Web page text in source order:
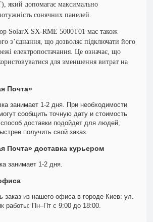
який допомагає максимально
сонячних панелей.
SolarX SX-RME 5000T01 має також
з’єднання, що дозволяє підключати його
електропостачання. Це означає, що
для зменшення витрат на
Почта»
занимает 1-2 дня. При необходимости
сообщить точную дату и стоимость
доставки подойдет для людей,
получить свой заказ.
Почта» доставка курьером
занимает 1-2 дня.
заказ из нашего офиса в городе Киев: ул.
работы: Пн–Пт с 9:00 до 18:00.